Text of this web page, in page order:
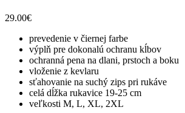
29.00€
prevedenie v čiernej farbe
výplň pre dokonalú ochranu kĺbov
ochranná pena na dlani, prstoch a boku
vloženie z kevlaru
sťahovanie na suchý zips pri rukáve
celá dĺžka rukavice 19-25 cm
veľkosti M, L, XL, 2XL